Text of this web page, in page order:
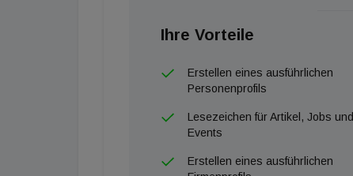
Ihre Vorteile
Erstellen eines ausführlichen
Personenprofils
Lesezeichen für Artikel, Jobs und
Events
Erstellen eines ausführlichen